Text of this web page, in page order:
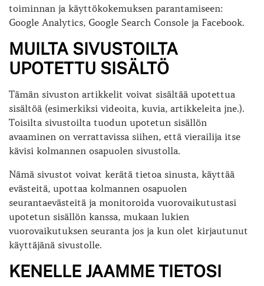
toiminnan ja käyttökokemuksen parantamiseen:
Google Analytics, Google Search Console ja Facebook.
MUILTA SIVUSTOILTA
UPOTETTU SISÄLTÖ
Tämän sivuston artikkelit voivat sisältää upotettua
sisältöä (esimerkiksi videoita, kuvia, artikkeleita jne.).
Toisilta sivustoilta tuodun upotetun sisällön
avaaminen on verrattavissa siihen, että vierailija itse
kävisi kolmannen osapuolen sivustolla.
Nämä sivustot voivat kerätä tietoa sinusta, käyttää
evästeitä, upottaa kolmannen osapuolen
seurantaevästeitä ja monitoroida vuorovaikutustasi
upotetun sisällön kanssa, mukaan lukien
vuorovaikutuksen seuranta jos ja kun olet kirjautunut
käyttäjänä sivustolle.
KENELLE JAAMME TIETOSI